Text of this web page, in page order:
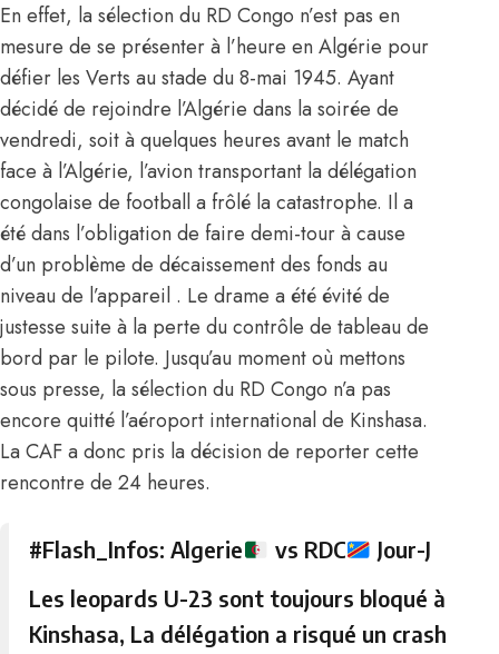
En effet, la sélection du RD Congo n’est pas en
mesure de se présenter à l’heure en Algérie pour
défier les Verts au stade du 8-mai 1945. Ayant
décidé de rejoindre l’Algérie dans la soirée de
vendredi, soit à quelques heures avant le match
face à l’Algérie, l’avion transportant la délégation
congolaise de football a frôlé la catastrophe. Il a
été dans l’obligation de faire demi-tour à cause
d’un problème de décaissement des fonds au
niveau de l’appareil . Le drame a été évité de
justesse suite à la perte du contrôle de tableau de
bord par le pilote. Jusqu’au moment où mettons
sous presse, la sélection du RD Congo n’a pas
encore quitté l’aéroport international de Kinshasa.
La CAF a donc pris la décision de reporter cette
rencontre de 24 heures.
#Flash_Infos: Algerie vs RDC
Jour-J
Les leopards U-23 sont toujours bloqué à
Kinshasa, La délégation a risqué un crash